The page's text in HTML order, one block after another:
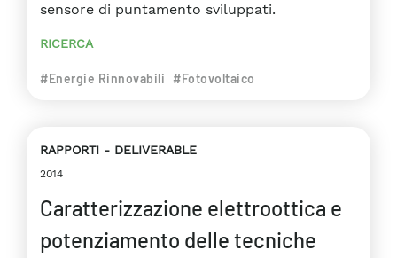
sensore di puntamento sviluppati.
RICERCA
#Energie Rinnovabili #Fotovoltaico
RAPPORTI DELIVERABLE
2014
Caratterizzazione elettroottica e
potenziamento delle tecniche